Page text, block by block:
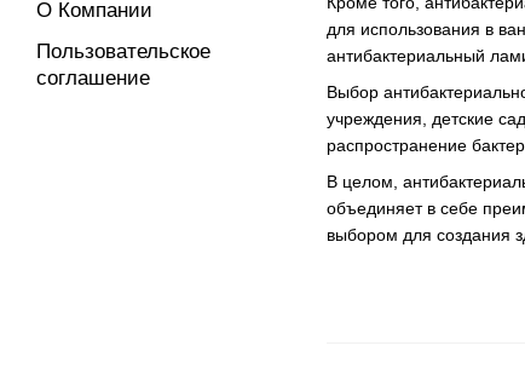
для использования в
антибактериальный
Выбор
учреждения, детские
распространение
В целом,
объединяет в себе
выбором для создания
О Компании
Пользовательское
соглашение